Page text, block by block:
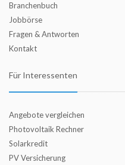
Branchenbuch
Jobbörse
Fragen & Antworten
Kontakt
Für Interessenten
Angebote vergleichen
Photovoltaik Rechner
Solarkredit
PV Versicherung